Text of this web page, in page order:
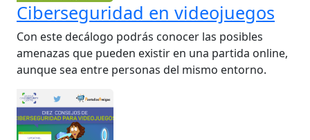
Ciberseguridad en videojuegos
Con este decálogo podrás conocer las posibles
amenazas que pueden existir en una partida online,
aunque sea entre personas del mismo entorno.